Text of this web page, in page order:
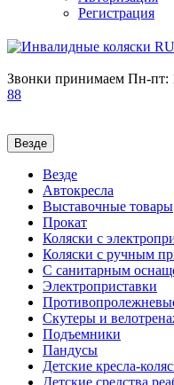
Регистрация
Звонки принимаем Пн-пт:
88
Везде
Везде
Автокресла
Выставочные товары
Прокат
Коляски с
Коляски с ручным
С санитарным
Электроприставки
Скутеры и
Подъемники
Пандусы
Детские кресла-
Детские средства